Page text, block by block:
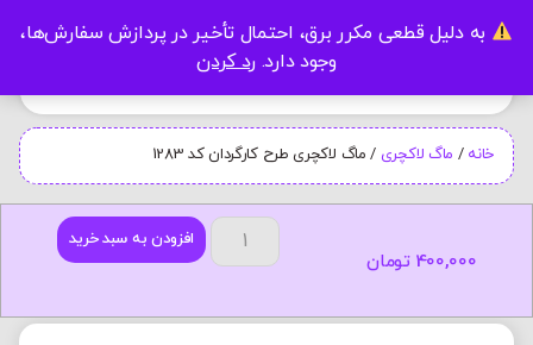
به دلیل قطعی مکرر برق، احتمال تأخیر در پردازش سفارش‌ها،
وجود دارد. رد کردن
خانه / ماگ لاکچری / ماگ لاکچری طرح کارگردان کد 1283
افزودن به سبد خرید
400,000 تومان